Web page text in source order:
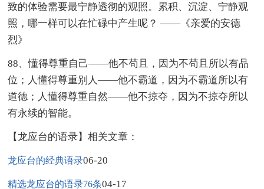
致的体验需要最宁静透彻的观照。累积、沉淀、宁静观
照，哪一样可以在忙碌中产生呢？ ——《亲爱的安德
烈》
88、懂得尊重自己——他不苟且，因为不苟且所以有品
位；人懂得尊重别人——他不霸道，因为不霸道所以有
道德；人懂得尊重自然——他不掠夺，因为不掠夺所以
有永续的智能。
【龙应台的语录】相关文章：
龙应台的经典语录06-20
精选龙应台的语录76条04-17